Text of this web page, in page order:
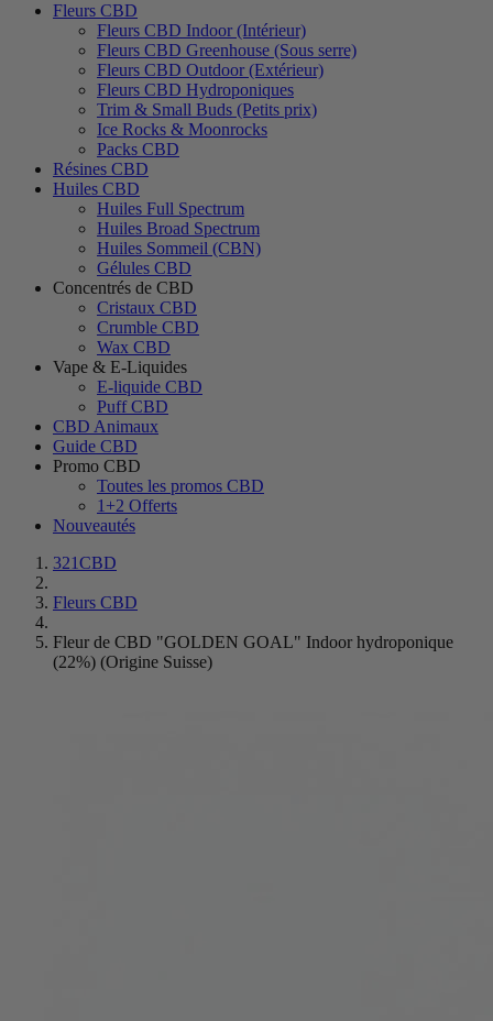
Fleurs CBD
Fleurs CBD Indoor (Intérieur)
Fleurs CBD Greenhouse (Sous serre)
Fleurs CBD Outdoor (Extérieur)
Fleurs CBD Hydroponiques
Trim & Small Buds (Petits prix)
Ice Rocks & Moonrocks
Packs CBD
Résines CBD
Huiles CBD
Huiles Full Spectrum
Huiles Broad Spectrum
Huiles Sommeil (CBN)
Gélules CBD
Concentrés de CBD
Cristaux CBD
Crumble CBD
Wax CBD
Vape & E-Liquides
E-liquide CBD
Puff CBD
CBD Animaux
Guide CBD
Promo CBD
Toutes les promos CBD
1+2 Offerts
Nouveautés
321CBD
Fleurs CBD
Fleur de CBD "GOLDEN GOAL" Indoor hydroponique
(22%) (Origine Suisse)